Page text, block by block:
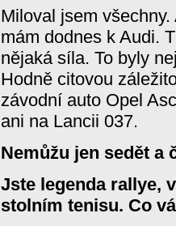
Miloval jsem
mám dodnes k Audi.
nějaká síla. To byly
Hodně citovou
závodní auto Opel
ani na Lancii 037.
Nemůžu jen sedět a
Jste legenda rallye,
stolním tenisu. Co